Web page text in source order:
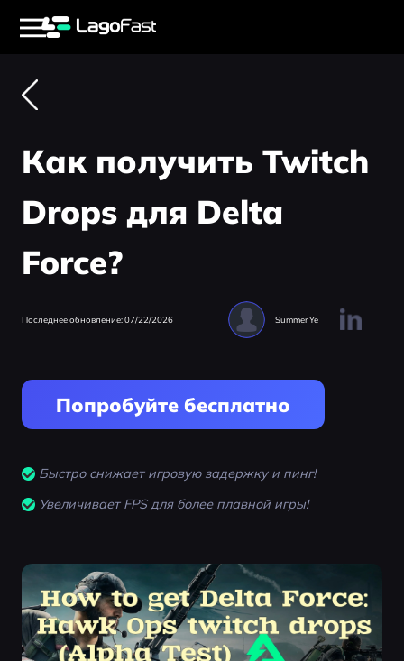
Как получить Twitch
Drops для Delta
Force?
Последнее обновление: 07/22/2026 Summer Ye
Попробуйте бесплатно
Быстро снижает игровую задержку и пинг!
Увеличивает FPS для более плавной игры!